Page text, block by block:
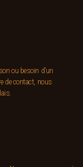
ou besoin d’un
de contact, nous